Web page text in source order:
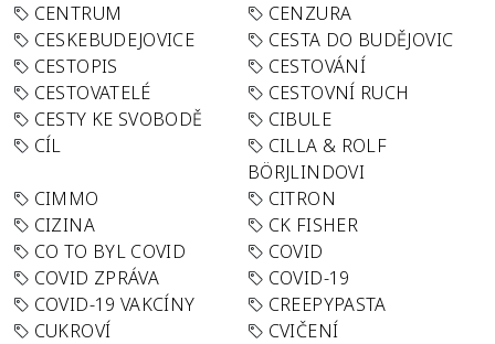
CENTRUM
CENZURA
CESKEBUDEJOVICE
CESTA DO BUDĚJOVIC
CESTOPIS
CESTOVÁNÍ
CESTOVATELÉ
CESTOVNÍ RUCH
CESTY KE SVOBODĚ
CIBULE
CÍL
CILLA & ROLF
BÖRJLINDOVI
CIMMO
CITRON
CIZINA
CK FISHER
CO TO BYL COVID
COVID
COVID ZPRÁVA
COVID-19
COVID-19 VAKCÍNY
CREEPYPASTA
CUKROVÍ
CVIČENÍ